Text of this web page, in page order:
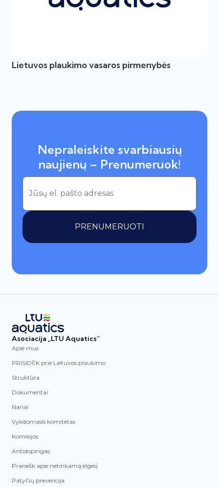
Lietuvos plaukimo vasaros pirmenybės
Nepraleiskite svarbiausių
naujienų – Prenumeruok!
PRENUMERUOTI
Asociacija „LTU Aquatics“
Apie mus
PRISIDĖK prie Lietuvos plaukimo
Struktūra
Dokumentai
Nariai
Vykdomasis komitetas
Komisijos
Antidopingas
Pranešk apie netinkamą elgesį
Patyčių prevencija